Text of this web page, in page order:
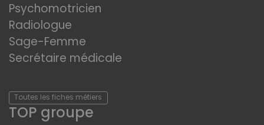
Psychomotricien
Radiologue
Sage-Femme
Secrétaire médicale
Toutes les fiches métiers
TOP groupe